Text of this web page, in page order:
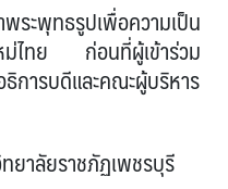
พุทธรูปเพื่อความเป็น
ไทย ก่อนที่ผู้เข้าร่วม
การบดีและคณะผู้บริหาร
ยาลัยราชภัฏเพชรบุรี